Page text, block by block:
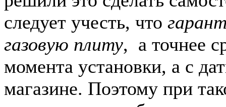
следует учесть, что
газовую плиту, а точнее
момента установки, а с
магазине. Поэтому при